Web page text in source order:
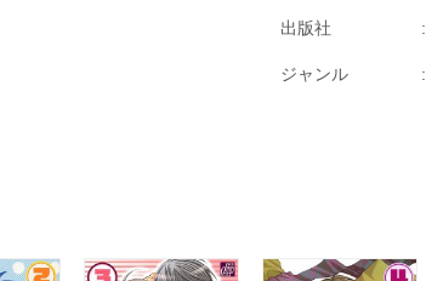
出版社
ジャンル